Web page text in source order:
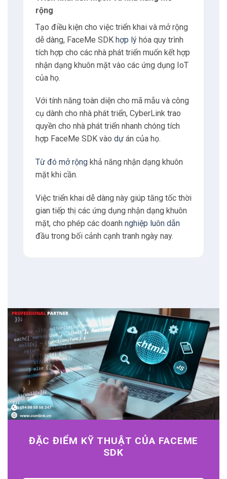
rộng
Tạo điều kiện cho việc triển khai và mở rộng
dễ dàng, FaceMe SDK hợp lýhóa quy trình
tích hợp cho các nhà phát triển muốn kết hợp
nhận dạng khuôn mặt vào các ứng dụng IoT
của họ.
Với tính năng toàn diện cho mã mẫu và công
cụ dành cho nhà phát triển, CyberLink trao
quyền cho nhà phát triển nhanh chóng tích
hợp FaceMe SDK vào dựán của họ.
Từ đó mở rộngkhả năng nhận dạng khuôn
mặt khi cần.
Việc triển khai dễ dàng này giúp tăng tốc thời
gian tiếp thị các ứng dụng nhận dạng khuôn
mặt, cho phép các doanh nghiệp luôn dẫn
đầu trong bối cảnh cạnh tranh ngày nay.
ĐẶC ĐIỂM KỸ THUẬT CỦA FACEME
SDK